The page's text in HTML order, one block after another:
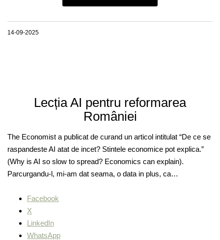
14-09-2025
Lecția AI pentru reformarea
României
The Economist a publicat de curand un articol intitulat “De ce se
raspandeste AI atat de incet? Stintele economice pot explica.”
(Why is AI so slow to spread? Economics can explain).
Parcurgandu-l, mi-am dat seama, o data in plus, ca…
Facebook
X
LinkedIn
WhatsApp